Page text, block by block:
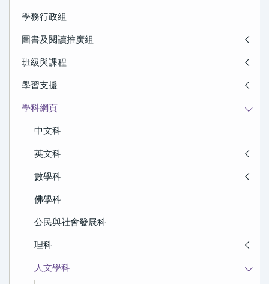
學務行政組
圖書及閱讀推廣組
班級與課程
學習支援
學科網頁
中文科
英文科
數學科
佛學科
公民與社會發展科
理科
人文學科